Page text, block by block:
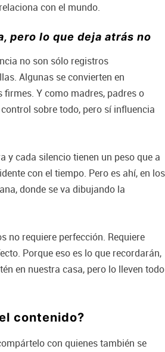
con el mundo.
pero lo que deja atrás no
no son sólo registros
Algunas se convierten en
firmes. Y como madres, padres o
sobre todo, pero sí influencia
y cada silencio tienen un peso que a
con el tiempo. Pero es ahí, en los
donde se va dibujando la
no requiere perfección. Requiere
Porque eso es lo que recordarán,
en nuestra casa, pero lo lleven todo
contenido?
con quienes también se